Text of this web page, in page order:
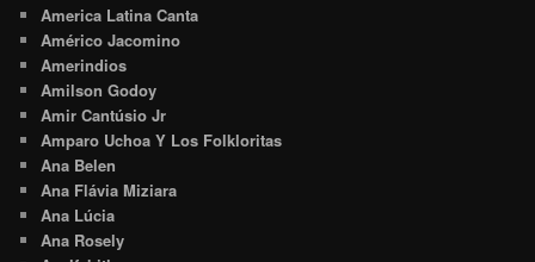
America Latina Canta
Américo Jacomino
Amerindios
Amilson Godoy
Amir Cantúsio Jr
Amparo Uchoa Y Los Folkloritas
Ana Belen
Ana Flávia Miziara
Ana Lúcia
Ana Rosely